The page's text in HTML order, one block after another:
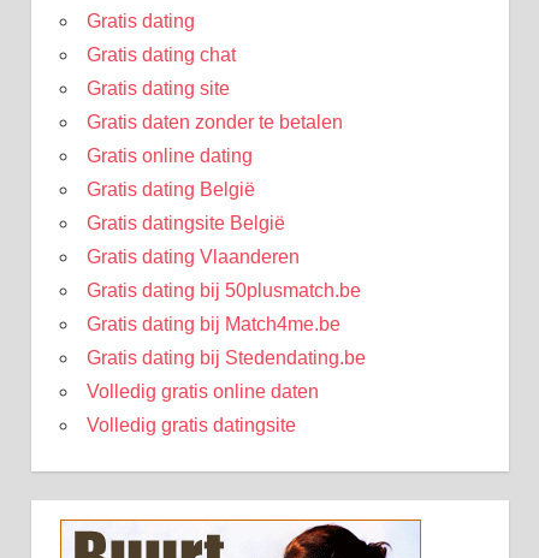
Gratis dating
Gratis dating chat
Gratis dating site
Gratis daten zonder te betalen
Gratis online dating
Gratis dating België
Gratis datingsite België
Gratis dating Vlaanderen
Gratis dating bij 50plusmatch.be
Gratis dating bij Match4me.be
Gratis dating bij Stedendating.be
Volledig gratis online daten
Volledig gratis datingsite